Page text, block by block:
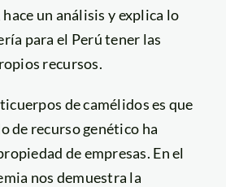
un análisis y explica lo
para el Perú tener las
recursos.
de camélidos es que
de recurso genético ha
de empresas. En el
nos demuestra la